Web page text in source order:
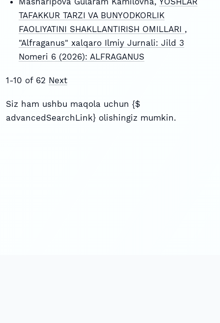
TAFAKKUR TARZI VA BUNYODKORLIK
FAOLIYATINI SHAKLLANTIRISH OMILLARI ,
"Alfraganus" xalqaro Ilmiy Jurnali: Jild 3
Nomeri 6 (2026): ALFRAGANUS
1-10 of 62 Next
Siz ham ushbu maqola uchun {$
advancedSearchLink} olishingiz mumkin.